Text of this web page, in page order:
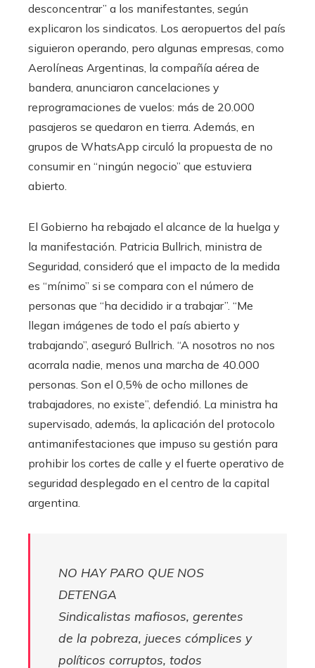
desconcentrar” a los manifestantes, según
explicaron los sindicatos. Los aeropuertos del país
siguieron operando, pero algunas empresas, como
Aerolíneas Argentinas, la compañía aérea de
bandera, anunciaron cancelaciones y
reprogramaciones de vuelos: más de 20.000
pasajeros se quedaron en tierra. Además, en
grupos de WhatsApp circuló la propuesta de no
consumir en “ningún negocio” que estuviera
abierto.
El Gobierno ha rebajado el alcance de la huelga y
la manifestación. Patricia Bullrich, ministra de
Seguridad, consideró que el impacto de la medida
es “mínimo” si se compara con el número de
personas que “ha decidido ir a trabajar”. “Me
llegan imágenes de todo el país abierto y
trabajando”, aseguró Bullrich. “A nosotros no nos
acorrala nadie, menos una marcha de 40.000
personas. Son el 0,5% de ocho millones de
trabajadores, no existe”, defendió. La ministra ha
supervisado, además, la aplicación del protocolo
antimanifestaciones que impuso su gestión para
prohibir los cortes de calle y el fuerte operativo de
seguridad desplegado en el centro de la capital
argentina.
NO HAY PARO QUE NOS
DETENGA
Sindicalistas mafiosos, gerentes
de la pobreza, jueces cómplices y
políticos corruptos, todos